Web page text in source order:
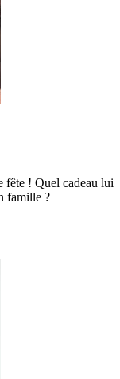
fête ! Quel cadeau lui
famille ?